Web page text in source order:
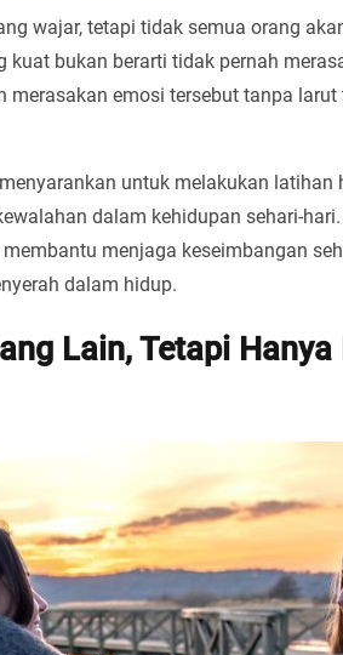
wajar, tetapi tidak semua orang
kuat bukan berarti tidak pernah
merasakan emosi tersebut tanpa
untuk melakukan
dalam kehidupan sehari-
menjaga keseimbangan
dalam hidup.
Lain, Tetapi